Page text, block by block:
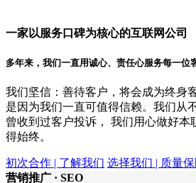
一家以服务口碑为核心的互联网公司
多年来，我们一直用诚心、责任心服务每一位
我们坚信：善待客户，将会成为终身
是因为我们一直可值得信赖。我们从
曾收到过客户投诉， 我们用心做好本
得始终。
初次合作 | 了解我们 选择我们 | 质量
营销推广 · SEO